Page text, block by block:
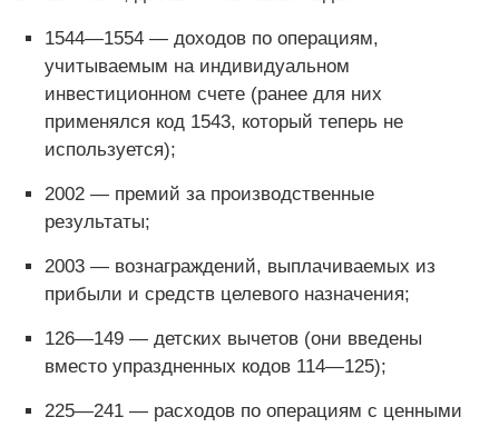
1544—1554 — доходов по операциям,
учитываемым на индивидуальном
инвестиционном счете (ранее для них
применялся код 1543, который теперь не
используется);
2002 — премий за производственные
результаты;
2003 — вознаграждений, выплачиваемых из
прибыли и средств целевого назначения;
126—149 — детских вычетов (они введены
вместо упраздненных кодов 114—125);
225—241 — расходов по операциям с ценными